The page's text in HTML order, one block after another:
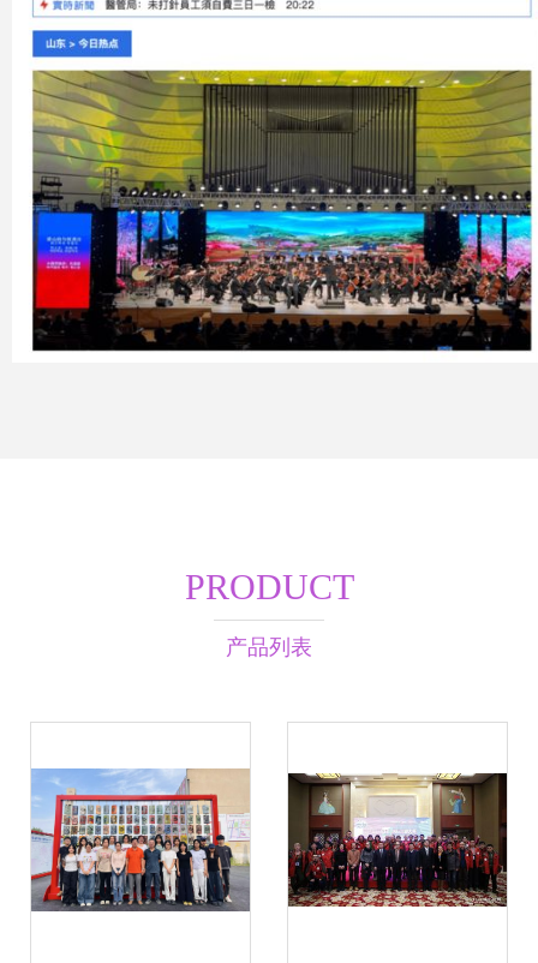
PRODUCT
产品列表